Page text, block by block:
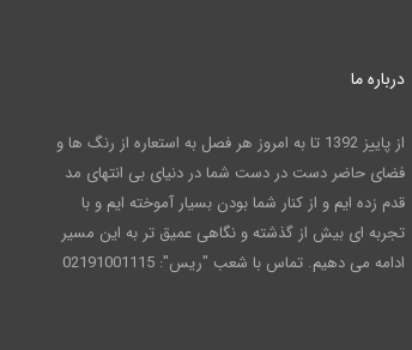
درباره ما
از پاییز 1392 تا به امروز هر فصل به استعاره از رنگ ها و
فضای حاضر دست در دست شما در دنیای بی انتهای مد
قدم زده ایم و از کنار شما بودن بسیار آموخته ایم و با
تجربه ای بیش از گذشته و نگاهی عمیق تر به این مسیر
ادامه می دهیم. تماس با شعب "ریس": 02191001115